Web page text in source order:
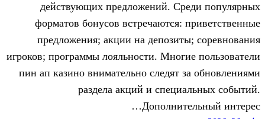
действующих предложений.
форматов бонусов встречаются:
предложения; акции на
игроков; программы лояльности.
пин ап казино внимательно следят
раздела акций и